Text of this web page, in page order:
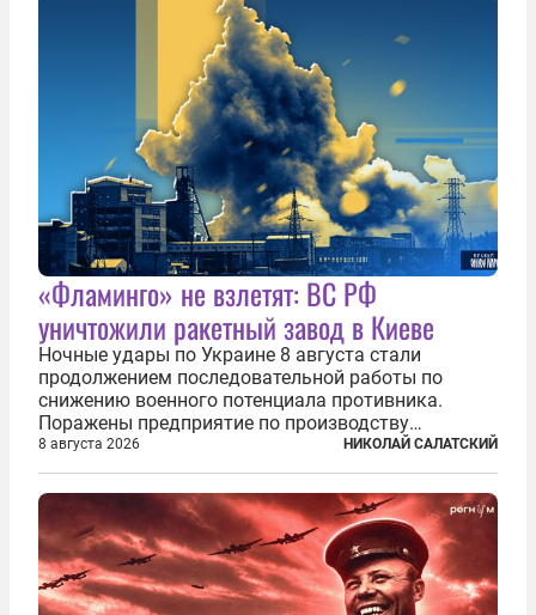
«Фламинго» не взлетят: ВС РФ
уничтожили ракетный завод в Киеве
Ночные удары по Украине 8 августа стали
продолжением последовательной работы по
снижению военного потенциала противника.
Поражены предприятие по производству
крылатых ракет, крупный склад топлива и два
сухогруза с военными грузами. Дополнительно
нанесены удары по объектам в ряде городов. В
Киеве...
8 августа 2026 НИКОЛАЙ САЛАТСКИЙ